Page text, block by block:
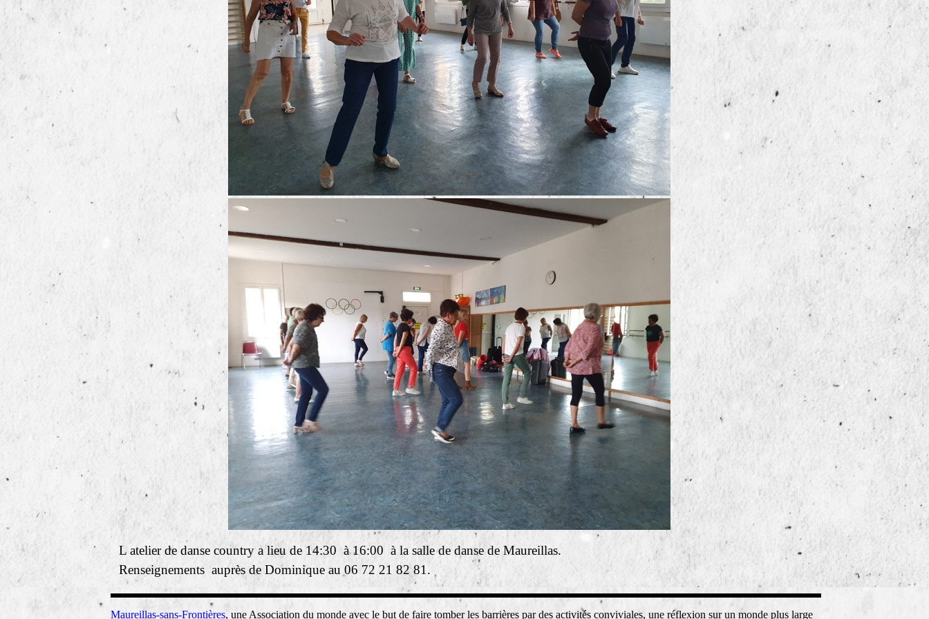
Latelier de danse country a lieu de 14:30 à 16:00 à la salle de danse de Maureillas.
Renseignements auprès de Dominique au 06 72 21 82 81 .
Maureillas-sans-Frontières, une Association du monde avec le but de faire tomber les barrières par des activités conviviales, une réflexion sur un monde plus large